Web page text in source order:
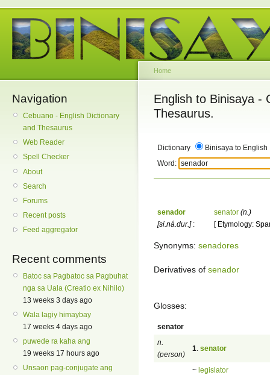
Navigation
Cebuano - English Dictionary
and Thesaurus
Web Reader
Spell Checker
About
Search
Forums
Recent posts
Feed aggregator
Recent comments
Batoc sa Pagbatoc sa Pagbuhat
nga sa Uala (Creatio ex Nihilo)
13 weeks 3 days ago
Wala lagiy himaybay
17 weeks 4 days ago
puwede ra kaha ang
19 weeks 17 hours ago
Unsaon pag-conjugate ang
Home
English to Binisaya -
Thesaurus.
Dictionary
Binisaya to English
Word:
senador
[si.ná.dur.]:
senator (n.)
[ Etymology:
Synonyms: senadores
Derivatives of senador
Glosses:
senator
n.
(person)
1 senator
~ legislator